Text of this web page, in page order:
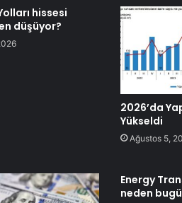
hissesi
düşüyor?
2026’da
Yükseldi
Ağustos 5,
Energy
neden